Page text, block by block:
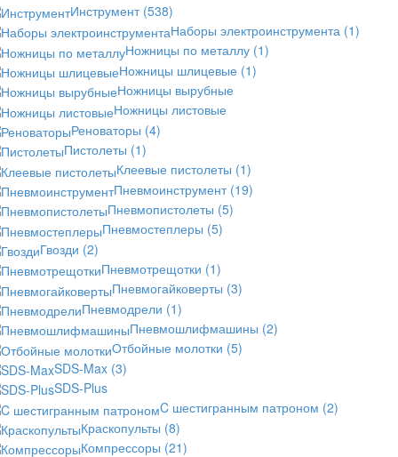
Инструмент (538)
Наборы электроинструмента (1)
Ножницы по металлу (1)
Ножницы шлицевые (1)
Ножницы вырубные
Ножницы листовые
Реноваторы (4)
Пистолеты (1)
Клеевые пистолеты (1)
Пневмоинструмент (19)
Пневмопистолеты (5)
Пневмостеплеры (5)
Гвозди (2)
Пневмотрещотки (1)
Пневмогайковерты (3)
Пневмодрели (1)
Пневмошлифмашины (2)
Отбойные молотки (5)
SDS-Max (3)
SDS-Plus
C шестигранным патроном (2)
Краскопульты (8)
Компрессоры (21)